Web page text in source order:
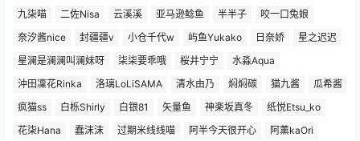
九柒喵
二佐Nisa 云溪溪 亚马逊鲶鱼 半半子
咬一口兔娘
奈汐酱nice
封疆疆v 小仓千代w 屿鱼Yukako 日奈娇
星之迟迟
星澜是澜澜叫澜妹呀
柒柒要乖哦 桜井宁宁
水淼Aqua
沖田凜花Rinka
洛璃LoLiSAMA 清水由乃 焖焖碳 猫九酱
瓜希酱
疯猫ss
白栎Shirly 白银81 矢量鱼 神楽坂真冬
纸悦Etsu_ko
花柒Hana
蠢沫沫 过期米线线喵 阿半今天很开心
阿薰kaOri